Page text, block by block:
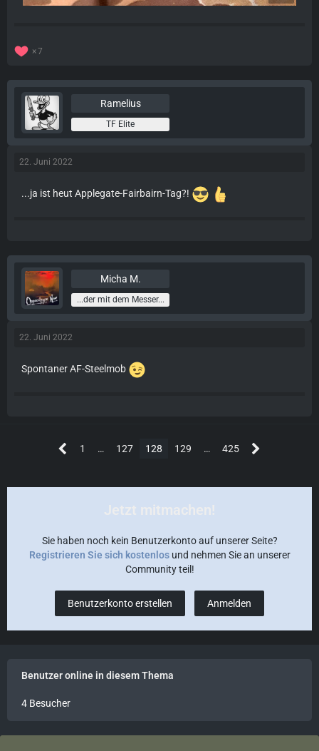
7
Ramelius
TF Elite
22. Juni 2022
...ja ist heut Applegate-Fairbairn-Tag?!
Micha M.
...der mit dem Messer...
22. Juni 2022
Spontaner AF-Steelmob
1 … 127 128 129 … 425
Jetzt mitmachen!
Sie haben noch kein Benutzerkonto auf unserer Seite?
Registrieren Sie sich kostenlosund nehmen Sie an unserer
Community teil!
Benutzerkonto erstellen Anmelden
Benutzer online in diesem Thema
4 Besucher